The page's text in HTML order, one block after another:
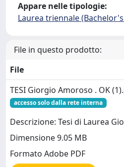
Appare nelle tipologie:
Laurea triennale
File in questo prodotto:
File
TESI Giorgio Amoroso . OK
accesso solo dalla rete interna
Descrizione: Tesi di Laurea
Dimensione 9.05 MB
Formato Adobe PDF